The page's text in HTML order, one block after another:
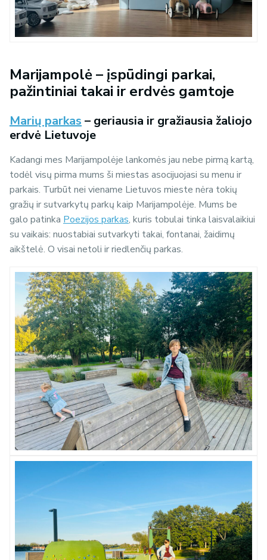
Marijampolė – įspūdingi parkai,
pažintiniai takai ir erdvės gamtoje
Marių parkas – geriausia ir gražiausia žaliojo
erdvė Lietuvoje
Kadangi mes Marijampolėje lankomės jau nebe pirmą kartą,
todėl visų pirma mums ši miestas asocijuojasi su menu ir
parkais. Turbūt nei viename Lietuvos mieste nėra tokių
gražių ir sutvarkytų parkų kaip Marijampolėje. Mums be
galo patinka Poezijos parkas, kuris tobulai tinka laisvalaikiui
su vaikais: nuostabiai sutvarkyti takai, fontanai, žaidimų
aikštelė. O visai netoli ir riedlenčių parkas.